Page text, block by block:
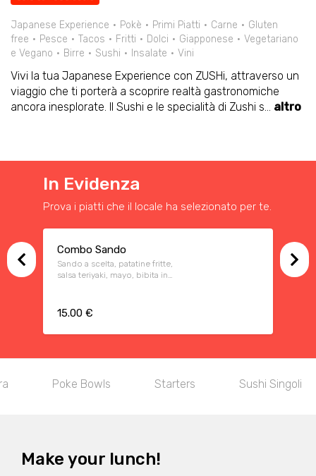
Japanese Experience Pokè Primi Piatti Carne
Gluten
free
Pesce Tacos Fritti Dolci Giapponese
Vegetariano
e Vegano
Birre Sushi Insalate Vini
Vivi la tua Japanese Experience con ZUSHi, attraverso un
viaggio che ti porterà a scoprire realtà gastronomiche
ancora inesplorate. Il Sushi e le specialità di Zushi s... altro
In Evidenza
Prova i piatti che il locale ha selezionato per te.
Combo Sando
Sando a scelta, patatine fritte,
salsa teriyaki, mayo, bibita in
15.00 €
Poke Bowls Starters Sushi Singoli
Make your lunch!